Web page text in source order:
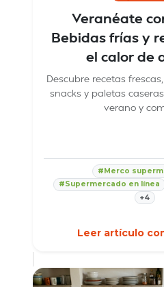
Veranéate
Bebidas frías y
el calor de
Descubre recetas
snacks y paletas
verano y
#Merco
#Supermercado en línea
+4
Leer artículo